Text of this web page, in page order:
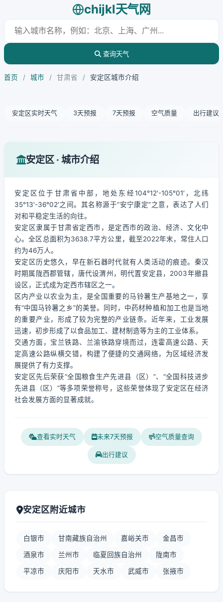
chijkl天气网
查询天气
首页 / 城市 / 甘肃省 / 安定区城市介绍
安定区实时天气 3天预报 7天预报 空气质量 出行建议
安定区 · 城市介绍
安定区位于甘肃省中部，地处东经104°12′-105°01′，北纬
35°13′-36°02′之间。其名称源于“安宁康定”之意，表达了人们
对和平稳定生活的向往。
安定区隶属于甘肃省定西市，是定西市的政治、经济、文化中
心。全区总面积为3638.7平方公里，截至2022年末，常住人口
约为46万人。
安定区历史悠久，早在新石器时代就有人类活动的痕迹。秦汉
时期属陇西郡管辖，唐代设渭州，明代置安定县，2003年撤县
设区，正式成为定西市辖区之一。
区内产业以农业为主，是全国重要的马铃薯生产基地之一，享
有“中国马铃薯之乡”的美誉。同时，中药材种植和加工也是当地
的重要产业，形成了较为完整的产业链条。近年来，工业发展
迅速，初步形成了以食品加工、建材制造等为主的工业体系。
交通方面，宝兰铁路、兰渝铁路穿境而过，连霍高速公路、天
定高速公路纵横交错，构建了便捷的交通网络，为区域经济发
展提供了有力支撑。
安定区先后荣获“全国粮食生产先进县（区）”、“全国科技进步
先进县（区）”等多项荣誉称号，这些荣誉体现了安定区在经济
社会发展方面的显著成就。
查看实时天气 未来7天预报 空气质量查询
出行建议
安定区附近城市
白银市 甘南藏族自治州 嘉峪关市 金昌市
酒泉市 兰州市 临夏回族自治州 陇南市
平凉市 庆阳市 天水市 武威市 张掖市